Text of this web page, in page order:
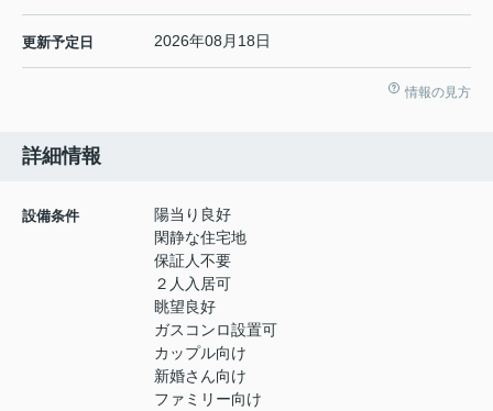
更新予定日 2026年08月18日
情報の見方
詳細情報
設備条件
陽当り良好
閑静な住宅地
保証人不要
２人入居可
眺望良好
ガスコンロ設置可
カップル向け
新婚さん向け
ファミリー向け